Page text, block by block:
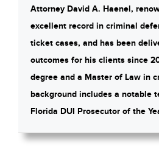
Attorney David A. Haenel,
excellent record in criminal
ticket cases, and has been
outcomes for his clients since
degree and a Master of Law in
background includes a notable
Florida DUI Prosecutor of the